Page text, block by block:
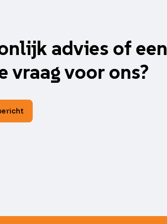
advies of een
vraag voor ons?